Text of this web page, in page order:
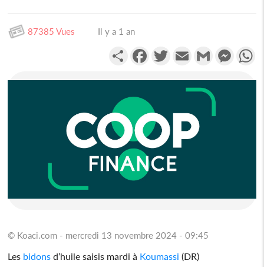
87385 Vues Il y a 1 an
PartagerFacebookTwitterEmail Gmail
© Koaci.com - mercredi 13 novembre 2024 - 09:45
Les bidons d’huile saisis mardi à Koumassi (DR)